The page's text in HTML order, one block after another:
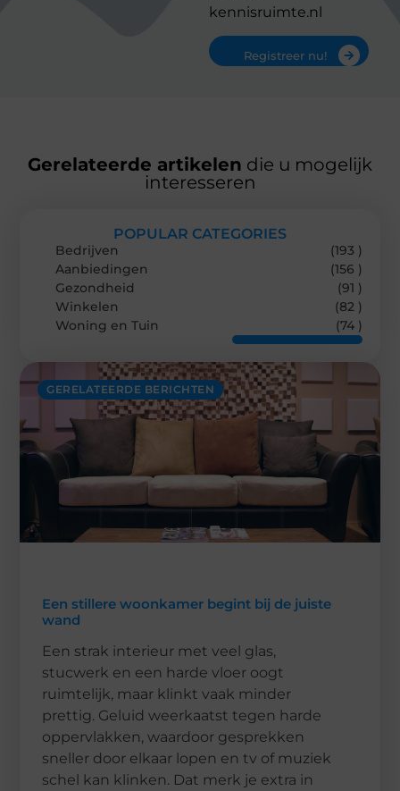
kennisruimte.nl
Registreer nu!
Gerelateerde artikelen die u mogelijk
interesseren
GERELATEERDE BERICHTEN
Een stillere woonkamer begint bij de juiste
wand
Een strak interieur met veel glas,
stucwerk en een harde vloer oogt
ruimtelijk, maar klinkt vaak minder
prettig. Geluid weerkaatst tegen harde
oppervlakken, waardoor gesprekken
sneller door elkaar lopen en tv of muziek
schel kan klinken. Dat merk je extra in
POPULAR CATEGORIES
Bedrijven
(193 )
Aanbiedingen
(156 )
Gezondheid
(91 )
Winkelen
(82 )
Woning en Tuin
(74 )